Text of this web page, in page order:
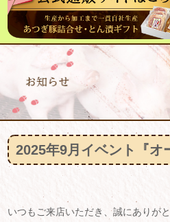
2025年9月イベント『オ
いつもご来店いただき、誠にありが